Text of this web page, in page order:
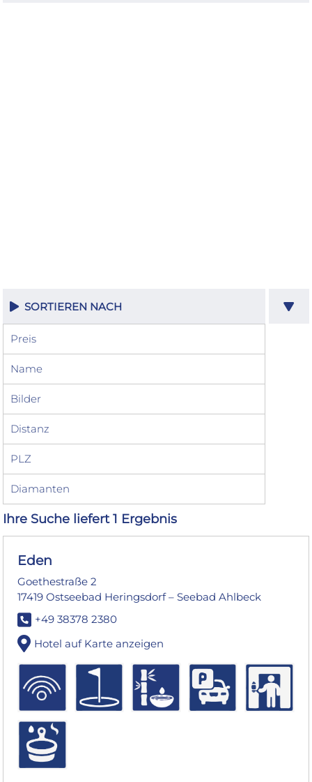
SORTIEREN NACH
Preis
Name
Bilder
Distanz
PLZ
Diamanten
Ihre Suche liefert 1 Ergebnis
Eden
Goethestraße 2
17419 Ostseebad Heringsdorf – Seebad Ahlbeck
+49 38378 2380
Hotel auf Karte anzeigen